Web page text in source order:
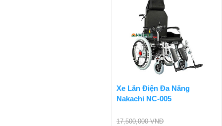
Xe Lăn Điện Đa Năng
Nakachi NC-005
17,500,000 VNĐ